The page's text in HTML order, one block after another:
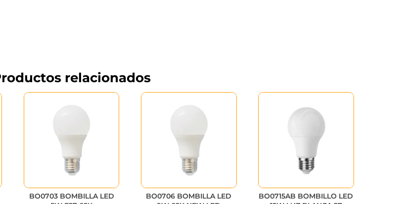
relacionados
BO0703 BOMBILLA LED
BO0706 BOMBILLA LED
BO0715AB BOMBILLO LED